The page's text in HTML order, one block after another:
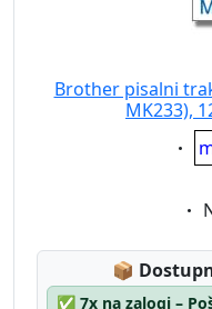
Brother pisalni
MK233),
📦
✅ 7x na zalogi –